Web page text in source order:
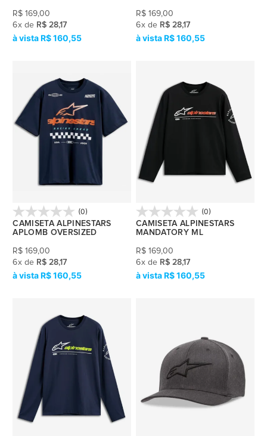
R$ 169,00
6x de R$ 28,17
R$ 160,55
R$ 169,00
6x de R$ 28,17
R$ 160,55
(0)
CAMISETA ALPINESTARS
APLOMB OVERSIZED
R$ 169,00
6x de R$ 28,17
R$ 160,55
(0)
CAMISETA ALPINESTARS
MANDATORY ML
R$ 169,00
6x de R$ 28,17
R$ 160,55